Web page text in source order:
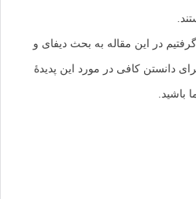
در این مقاله به بحث دیفای و
دانستن کافی در مورد این پدیدۀ